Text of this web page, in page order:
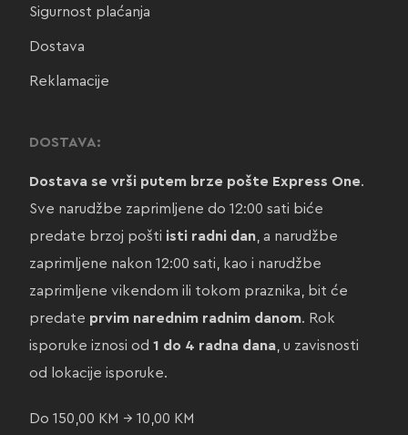
Sigurnost plaćanja
Dostava
Reklamacije
DOSTAVA:
Dostava se vrši putem brze pošte Express One.
Sve narudžbe zaprimljene do 12:00 sati biće
predate brzoj pošti isti radni dan, a narudžbe
zaprimljene nakon 12:00 sati, kao i narudžbe
zaprimljene vikendom ili tokom praznika, bit će
predate prvim narednim radnim danom. Rok
isporuke iznosi od 1 do 4 radna dana, u zavisnosti
od lokacije isporuke.
Do 150,00 KM → 10,00 KM